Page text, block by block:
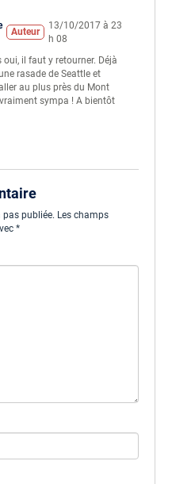
Auteur
13/10/2017 à 23
h 08
oui, il faut y retourner. Déjà
rasade de Seattle et
au plus près du Mont
vraiment sympa ! A bientôt
pas publiée. Les champs
*